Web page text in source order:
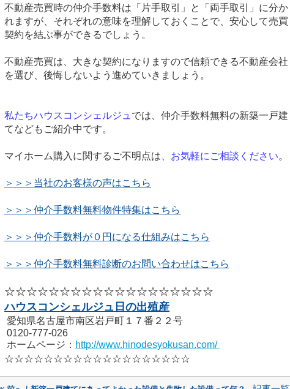
不動産売買時の仲介手数料は「片手取引」と「両手取引」に分か
れますが、それぞれの意味を理解しておくことで、安心して売買
契約を結ぶ事ができるでしょう。
不動産売買は、大きな契約になりますので信頼できる不動産会社
を選び、後悔しないよう進めていきましょう。
私たちハウスコンシェルジュ では、仲介手数料無料の新築一戸建
てなどもご紹介中です。
マイホーム購入に関するご不明点は、 お気軽にご相談ください。
＞＞＞当社のお客様の声はこちら
＞＞＞仲介手数料無料物件特集はこちら
＞＞＞仲介手数料が０円になる仕組みはこちら
＞＞＞仲介手数料無料診断のお問い合わせはこちら
☆☆☆☆☆☆☆☆☆☆☆☆☆☆☆☆☆☆☆
ハウスコンシェルジュ日の出殖産
愛知県名古屋市南区岩戸町１７番２２号
0120-777-026
ホームページ： http://www.hinodesyokusan.com/
☆☆☆☆☆☆☆☆☆☆☆☆☆☆☆☆☆☆☆